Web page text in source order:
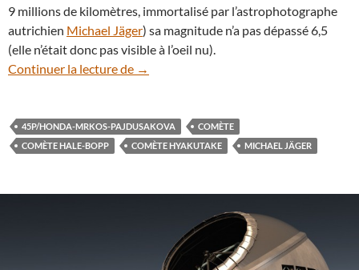
9 millions de kilomètres, immortalisé par l’astrophotographe
autrichien Michael Jäger) sa magnitude n’a pas dépassé 6,5
(elle n’était donc pas visible à l’oeil nu).
Continuer la lecture de La comète 45P/Honda-Mrkos-
→
45P/HONDA-MRKOS-PAJDUSAKOVA
COMÈTE
COMÈTE HALE-BOPP
COMÈTE HYAKUTAKE MICHAEL JÄGER